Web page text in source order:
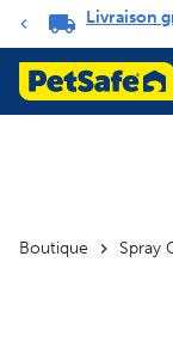
Carrousel de
Livraison
Boutique Spray